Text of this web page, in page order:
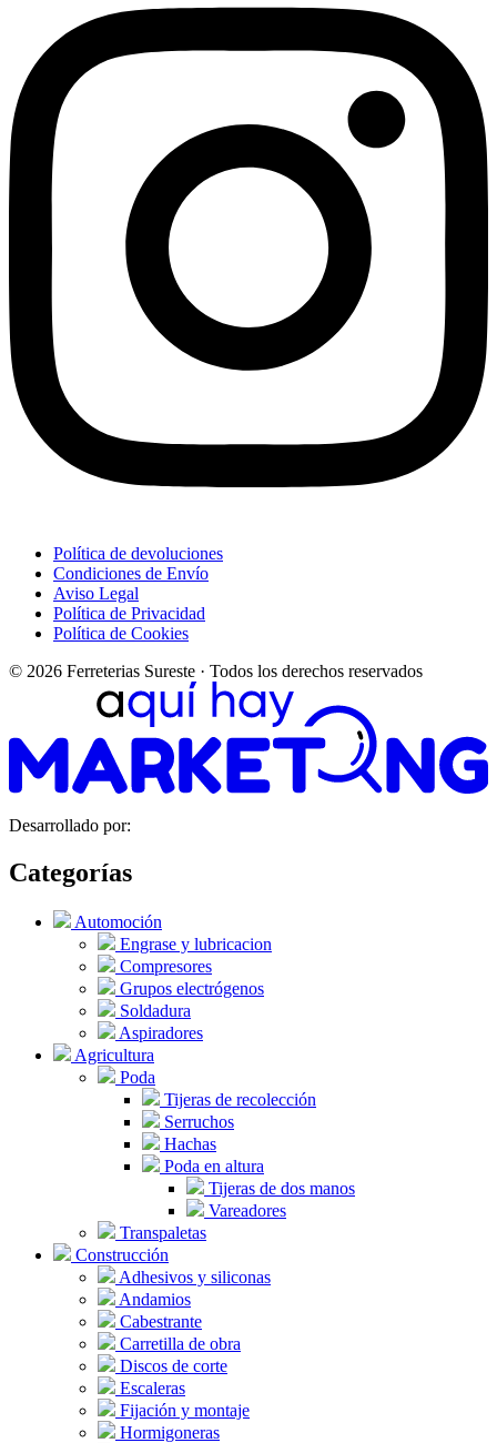
Política de devoluciones
Condiciones de Envío
Aviso Legal
Política de Privacidad
Política de Cookies
© 2026 Ferreterias Sureste · Todos los derechos reservados
Desarrollado por:
Categorías
Automoción
Engrase y lubricacion
Compresores
Grupos electrógenos
Soldadura
Aspiradores
Agricultura
Poda
Tijeras de recolección
Serruchos
Hachas
Poda en altura
Tijeras de dos manos
Vareadores
Transpaletas
Construcción
Adhesivos y siliconas
Andamios
Cabestrante
Carretilla de obra
Discos de corte
Escaleras
Fijación y montaje
Hormigoneras